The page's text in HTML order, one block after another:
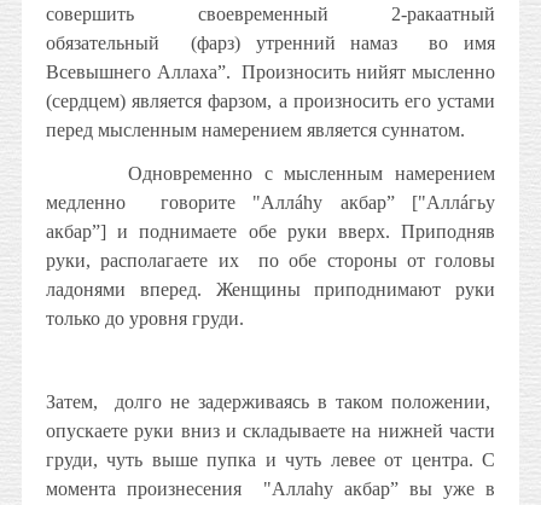
совершить своевременный 2-ракаатный
обязательный
(фарз) утренний намаз
во имя
Всевышнего Аллаха”.
Произносить нийят мысленно
(сердцем) является фарзом, а произносить его устами
перед мысленным намерением является суннатом.
Одновременно с мысленным намерением
медленно
говорите "Аллáhу акбар” ["Аллáгьу
акбар”] и поднимаете обе руки вверх. Приподняв
руки, располагаете их
по обе стороны от головы
ладонями вперед. Женщины приподнимают руки
только до уровня груди.
Затем,
долго не задерживаясь в таком положении,
опускаете руки вниз и складываете на нижней части
груди, чуть выше пупка и чуть левее от центра. С
момента произнесения
"Аллаhу акбар” вы уже в